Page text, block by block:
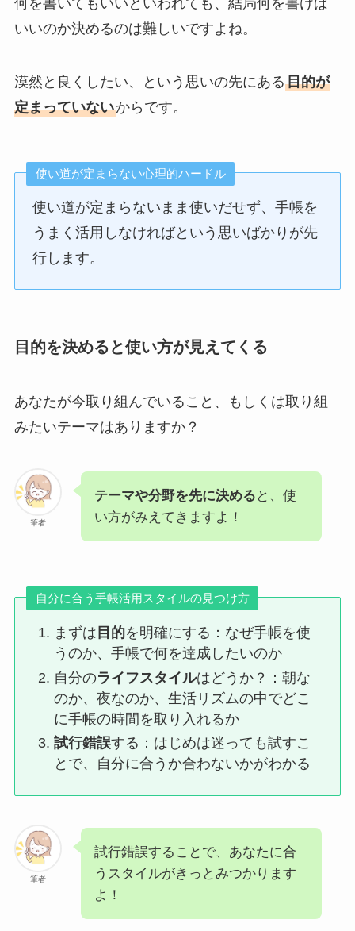
いいのか決めるのは難しいですよね。
漠然と良くしたい、という思いの先にある目的が
定まっていないからです。
使い道が定まらない心理的ハードル
使い道が定まらないまま使いだせず、手帳を
うまく活用しなければという思いばかりが先
行します。
目的を決めると使い方が見えてくる
あなたが今取り組んでいること、もしくは取り組
みたいテーマはありますか？
筆者
テーマや分野を先に決める と、使
い方がみえてきますよ！
自分に合う手帳活用スタイルの見つけ方
まずは 目的を明確にする：なぜ手帳を使
うのか、手帳で何を達成したいのか
自分のライフスタイルはどうか？：朝な
のか、夜なのか、生活リズムの中でどこ
に手帳の時間を取り入れるか
試行錯誤する：はじめは迷っても試すこ
とで、自分に合うか合わないかがわかる
筆者
試行錯誤することで、あなたに合
うスタイルがきっとみつかります
よ！